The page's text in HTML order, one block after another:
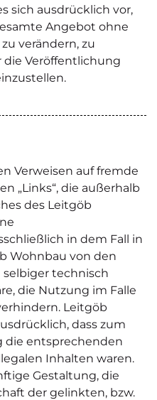
sich ausdrücklich vor,
Angebot ohne
verändern, zu
die Veröffentlichung
Verweisen auf fremde
„Links“, die außerhalb
des Leitgöb
in dem Fall in
Wohnbau von den
technisch
die Nutzung im Falle
Leitgöb
dass zum
die entsprechenden
Inhalten waren.
Gestaltung, die
der gelinkten, bzw.